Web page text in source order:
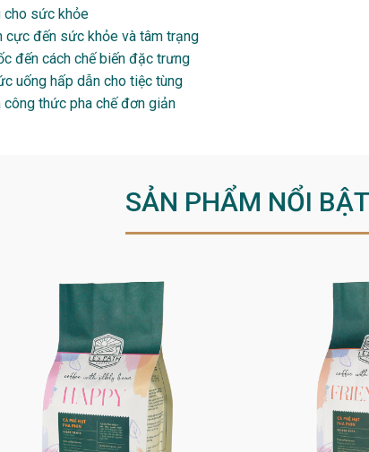
cho sức khỏe
cực đến sức khỏe và tâm trạng
đến cách chế biến đặc trưng
uống hấp dẫn cho tiệc tùng
thức pha chế đơn giản
SẢN PHẨM NỔI BẬT